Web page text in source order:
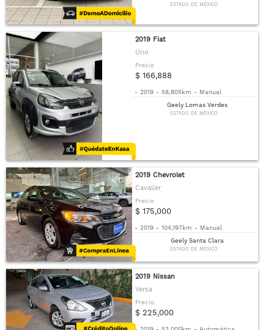
ESTADO DE MÉXICO
2019 Fiat
Uno
Precio
$ 166,888
- 2019 - 58,805km - Manual
Geely Lomas Verdes
ESTADO DE MÉXICO
2019 Chevrolet
Cavalier
Precio
$ 175,000
- 2019 - 104,197km - Manual
Geely Santa Clara
ESTADO DE MÉXICO
2019 Nissan
Versa
Precio
$ 225,000